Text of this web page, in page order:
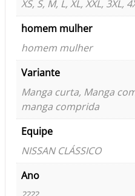
XS, S, M, L, XL, XXL, 3XL,
homem mulher
homem mulher
Variante
Manga curta, Manga
manga comprida
Equipe
NISSAN CLÁSSICO
Ano